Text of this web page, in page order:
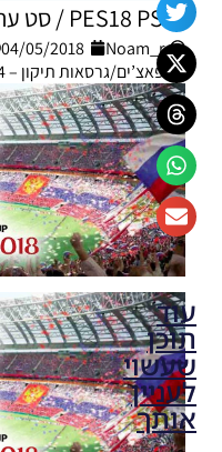
PES18 PS4 / סט ערכות למונדיאל רוסיה 2018
Noam_r
04/05/2018
פאצ’ים/גרסאות תיקון – PES18 PS4
עוד
תוכן
שעשוי
לעניין
אותך